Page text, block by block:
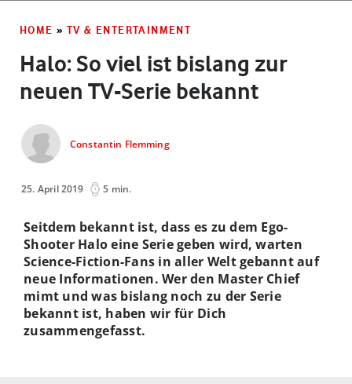
HOME » TV & ENTERTAINMENT
Halo: So viel ist bislang zur
neuen TV-Serie bekannt
Constantin Flemming
25. April 2019 5 min.
Seitdem bekannt ist, dass es zu dem Ego-
Shooter Halo eine Serie geben wird, warten
Science-Fiction-Fans in aller Welt gebannt auf
neue Informationen. Wer den Master Chief
mimt und was bislang noch zu der Serie
bekannt ist, haben wir für Dich
zusammengefasst.